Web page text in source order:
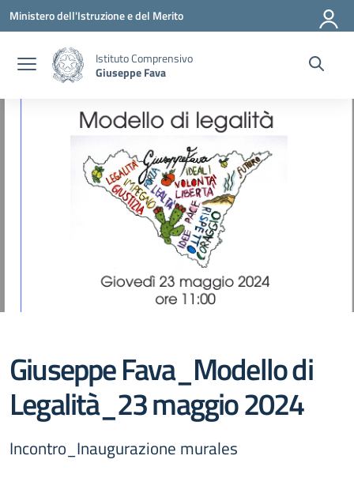
Vai ai contenuti
Vai al menu di navigazione
Vai al footer
Ministero dell'Istruzione e del Merito
Istituto Comprensivo
Giuseppe Fava
Giuseppe Fava_Modello di
Legalità_23 maggio 2024
Incontro_Inaugurazione murales